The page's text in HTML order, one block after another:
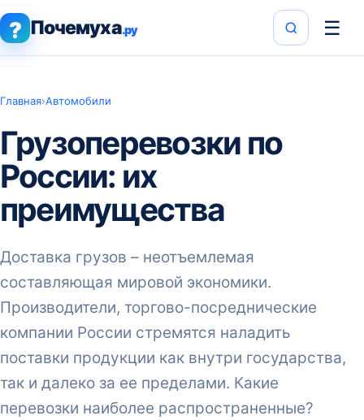
? Почемуха.ру ☰
Главная›Автомобили
Грузоперевозки по
России: их
преимущества
Доставка грузов – неотъемлемая
составляющая мировой экономики.
Производители, торгово-посреднические
компании России стремятся наладить
поставки продукции как внутри государства,
так и далеко за ее пределами. Какие
перевозки наиболее распространенные?